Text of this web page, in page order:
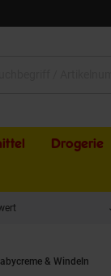
Drogerie
& Windeln